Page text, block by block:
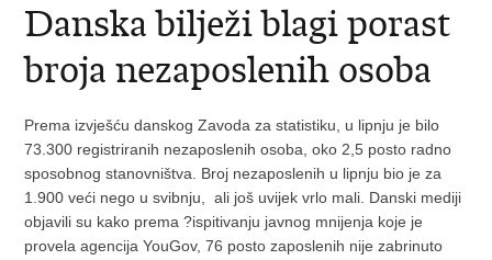
Danska bilježi blagi porast
broja nezaposlenih osoba
Prema izvješću danskog Zavoda za statistiku, u lipnju je bilo
73.300 registriranih nezaposlenih osoba, oko 2,5 posto radno
sposobnog stanovništva. Broj nezaposlenih u lipnju bio je za
1.900 veći nego u svibnju, ali još uvijek vrlo mali. Danski mediji
objavili su kako prema ?ispitivanju javnog mnijenja koje je
provela agencija YouGov, 76 posto zaposlenih nije zabrinuto